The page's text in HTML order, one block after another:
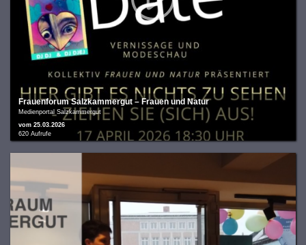
Frauenforum Salzkammergut – Frauen und Natur
Medienportal Salzkammergut
vom 25.03.2026
620 Aufrufe